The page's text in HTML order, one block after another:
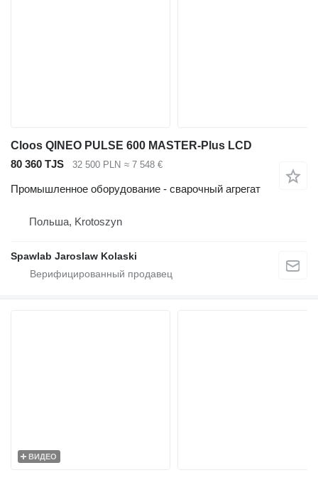
Cloos QINEO PULSE 600 MASTER-Plus LCD
80 360 TJS
32 500 PLN ≈ 7 548 €
Промышленное оборудование - сварочный агрегат
Польша, Krotoszyn
Spawlab Jaroslaw Kolaski
ВИДЕО